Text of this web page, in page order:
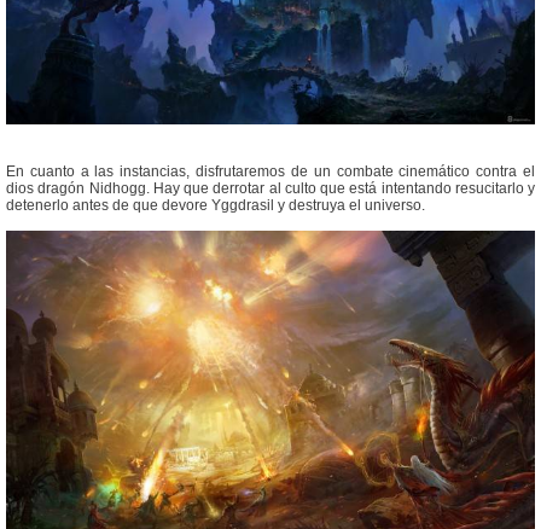
En cuanto a las instancias, disfrutaremos de un combate cinemático contra el
dios dragón Nidhogg. Hay que derrotar al culto que está intentando resucitarlo y
detenerlo antes de que devore Yggdrasil y destruya el universo.